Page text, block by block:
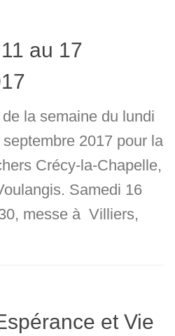
au 17
la semaine du lundi
2017 pour la
Crécy-la-Chapelle,
Samedi 16
messe à Villiers,
et Vie